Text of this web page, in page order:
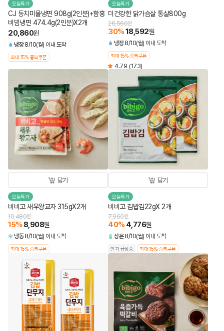
오늘특가
CJ 동치미물냉면 908g(2인분)+함흥
비빔냉면 474.4g(2인분)X2개
20,860원
냉장 8/10(월) 이내 도착
최대 15% 중복쿠폰
오늘특가
더건강한 닭가슴살 통살800g
26,560원
30%18,592원
냉장 8/10(월) 이내 도착
최대 15% 중복쿠폰
4.79 (173)
담기
오늘특가
비비고 새우왕교자 315gX2개
10,480원
15% 8,908원
냉동 8/10(월) 이내 도착
최대 15% 중복쿠폰
담기
오늘특가
비비고 김밥김22gX 2개
7,960원
40% 4,776원
상온 8/10(월) 이내 도착
인기 급상승 최대 15% 중복쿠폰